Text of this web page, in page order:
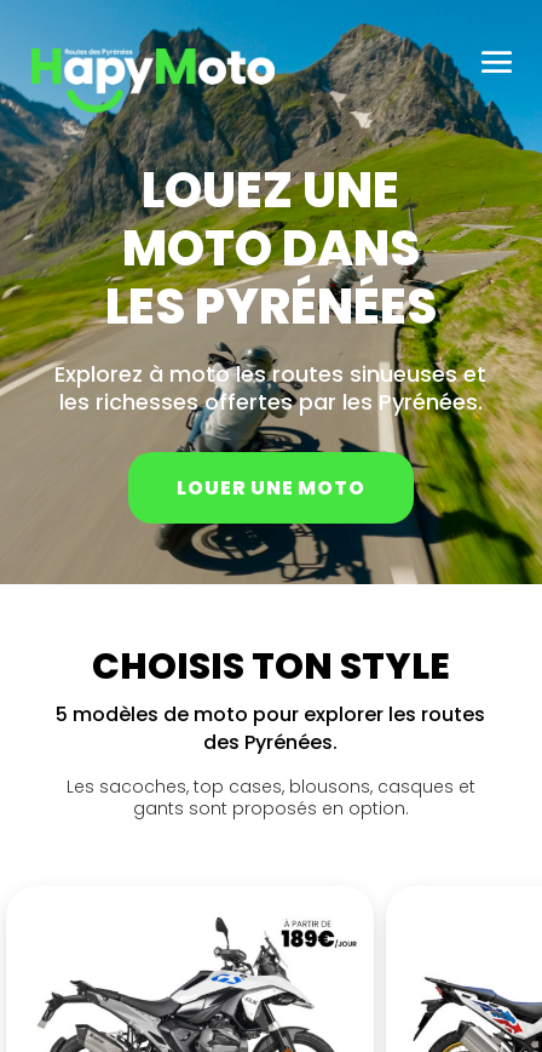
LOUEZ UNE
MOTO DANS
LES PYRÉNÉES
Explorez à moto les routes sinueuses et
les richesses offertes par les Pyrénées.
LOUER UNE MOTO
CHOISIS TON STYLE
5 modèles de moto pour explorer les routes
des Pyrénées.
Les sacoches, top cases, blousons, casques et
gants sont proposés en option.